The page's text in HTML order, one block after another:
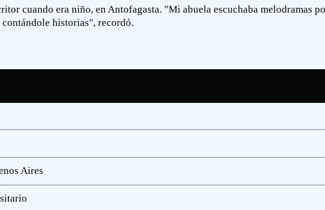
cuando era niño, en Antofagasta. "Mi abuela escuchaba melodramas
contándole historias", recordó.
Aires